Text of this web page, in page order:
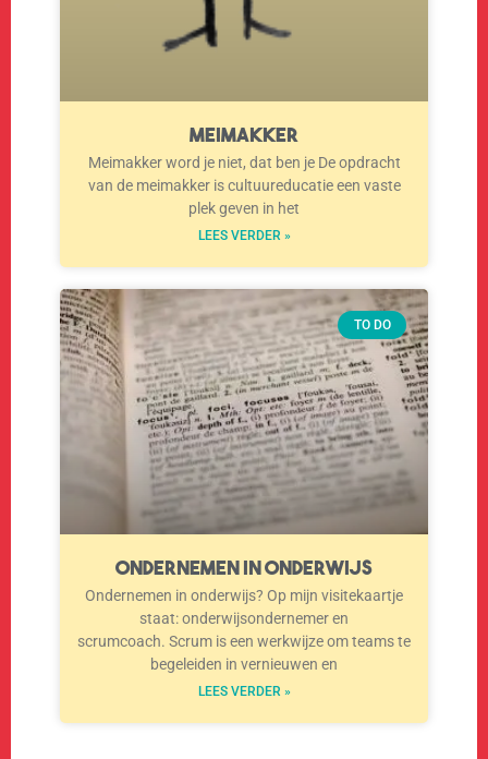
Meimakker
Meimakker word je niet, dat ben je De opdracht
van de meimakker is cultuureducatie een vaste
plek geven in het
LEES VERDER »
TO DO
Ondernemen in onderwijs
Ondernemen in onderwijs? Op mijn visitekaartje
staat: onderwijsondernemer en
scrumcoach. Scrum is een werkwijze om teams te
begeleiden in vernieuwen en
LEES VERDER »